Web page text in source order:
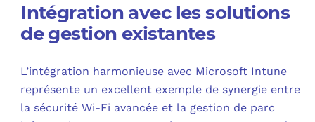
Intégration avec les solutions
de gestion existantes
L’intégration harmonieuse avec Microsoft Intune
représente un excellent exemple de synergie entre
la sécurité Wi-Fi avancée et la gestion de parc